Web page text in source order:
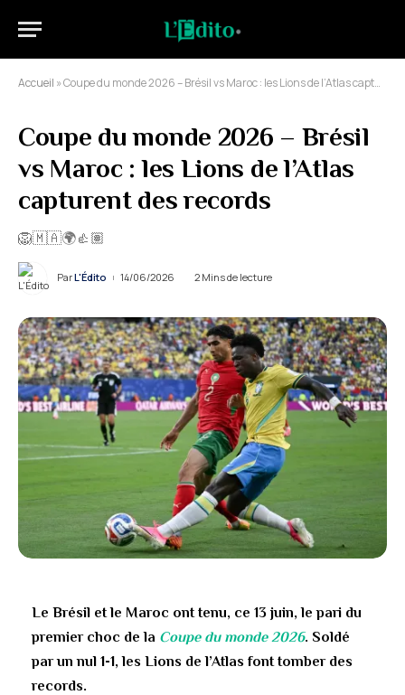
Accueil »Coupe du monde 2026 – Brésil vs Maroc : les Lions de l’Atlas capturent des records
Coupe du monde 2026 – Brésil
vs Maroc : les Lions de l’Atlas
capturent des records
🦁🇲🇦🌍👍🏽
ParL'Édito 14/06/2026 2 Mins de lecture
Le Brésil et le Maroc ont tenu, ce 13 juin, le pari du
premier choc de la Coupe du monde 2026. Soldé
par un nul 1-1, les Lions de l’Atlas font tomber des
records.